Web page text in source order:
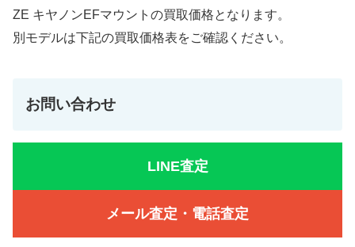
ZE キヤノンEFマウントの買取価格となります。
別モデルは下記の買取価格表をご確認ください。
お問い合わせ
LINE査定
メール査定・電話査定